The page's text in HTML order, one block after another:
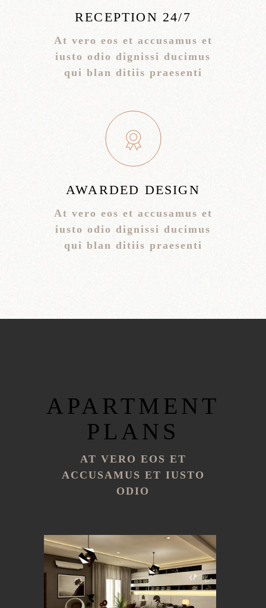
RECEPTION 24/7
At vero eos et accusamus et
iusto odio dignissi ducimus
qui blan ditiis praesenti
AWARDED DESIGN
At vero eos et accusamus et
iusto odio dignissi ducimus
qui blan ditiis praesenti
APARTMENT
PLANS
AT VERO EOS ET
ACCUSAMUS ET IUSTO
ODIO